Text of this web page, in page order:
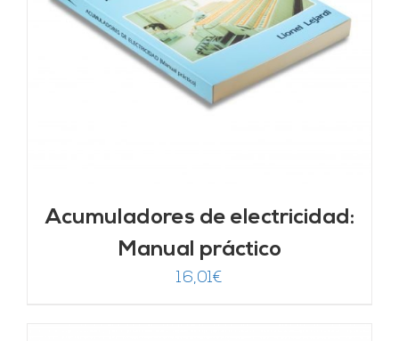
Acumuladores de electricidad:
Manual práctico
16,01€